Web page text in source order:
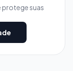
protege suas